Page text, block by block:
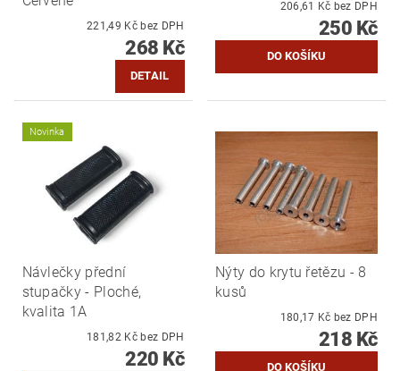
221,49 Kč bez DPH
268 Kč
DETAIL
206,61 Kč bez DPH
250 Kč
Novinka
Návlečky přední
stupačky - Ploché,
kvalita 1A
181,82 Kč bez DPH
220 Kč
Nýty do krytu řetězu - 8
kusů
180,17 Kč bez DPH
218 Kč